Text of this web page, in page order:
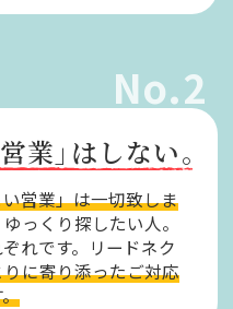
No.2
業」はしない。
営業」は一切致しま
っくり探したい人。
れです。リードネク
に寄り添ったご対応